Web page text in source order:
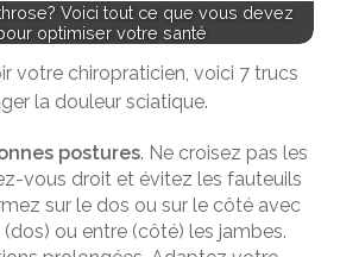
Voici tout ce que vous devez
optimiser votre santé
votre chiropraticien, voici 7 trucs
la douleur sciatique.
postures. Ne croisez pas les
vous droit et évitez les fauteuils
sur le dos ou sur le côté avec
(dos) ou entre (côté) les jambes.